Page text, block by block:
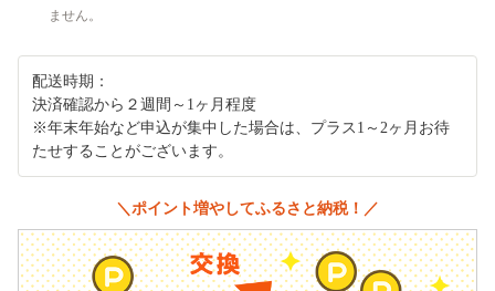
ません。
配送時期：
決済確認から２週間～1ヶ月程度
※年末年始など申込が集中した場合は、プラス1～2ヶ月お待
たせすることがございます。
＼ポイント増やしてふるさと納税！／